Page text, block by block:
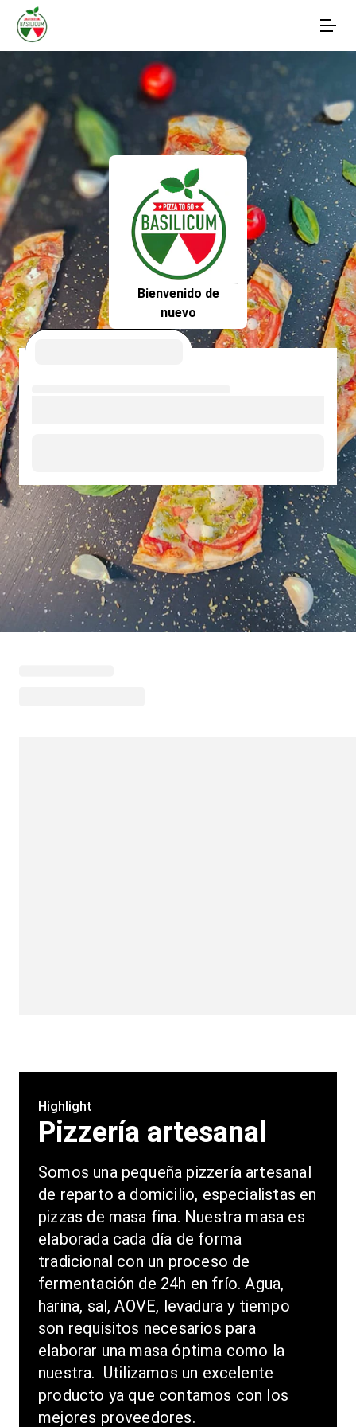
Bienvenido de
nuevo
Highlight
Pizzería artesanal
Somos una pequeña pizzería artesanal
de reparto a domicilio, especialistas en
pizzas de masa fina. Nuestra masa es
elaborada cada día de forma
tradicional con un proceso de
fermentación de 24h en frío. Agua,
harina, sal, AOVE, levadura y tiempo
son requisitos necesarios para
elaborar una masa óptima como la
nuestra.  Utilizamos un excelente
producto ya que contamos con los
mejores proveedores.